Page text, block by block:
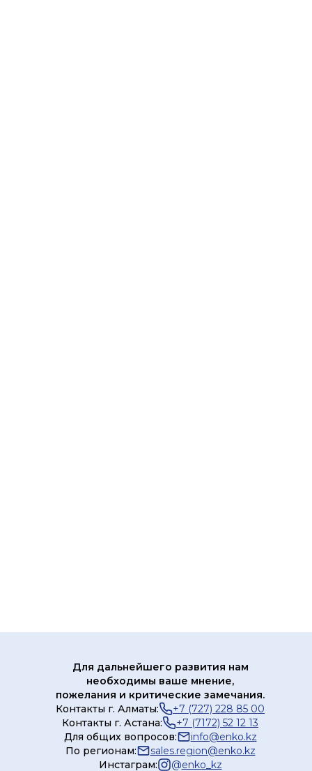
Для дальнейшего развития нам
необходимы ваше мнение,
пожелания и критические замечания.
Контакты г. Алматы:
+7 (727) 228 85 00
Контакты г. Астана:
+7 (7172) 52 12 13
Для общих вопросов:
info@enko.kz
По регионам:
sales.region@enko.kz
Инстаграм:
@enko_kz